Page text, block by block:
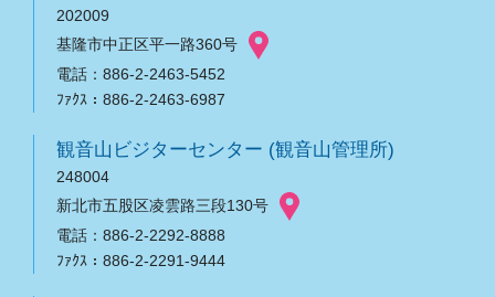
202009
基隆市中正区平一路360号
電話：886-2-2463-5452
ﾌｧｸｽ：886-2-2463-6987
観音山ビジターセンター (観音山管理所)
248004
新北市五股区凌雲路三段130号
電話：886-2-2292-8888
ﾌｧｸｽ：886-2-2291-9444